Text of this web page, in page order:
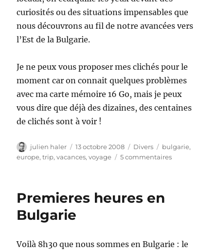
curiosités ou des situations impensables que
nous découvrons au fil de notre avancées vers
l’Est de la Bulgarie.
Je ne peux vous proposer mes clichés pour le
moment car on connait quelques problèmes
avec ma carte mémoire 16 Go, mais je peux
vous dire que déjà des dizaines, des centaines
de clichés sont à voir !
Auteur
julien haler
Publié
le
13 octobre 2008 Catégories
Divers Étiquettes
bulgarie,
europe,trip,vacances,voyage 5 commentairessur
Premieres heures en
Bulgarie
Voilà 8h30 que nous sommes en Bulgarie : le